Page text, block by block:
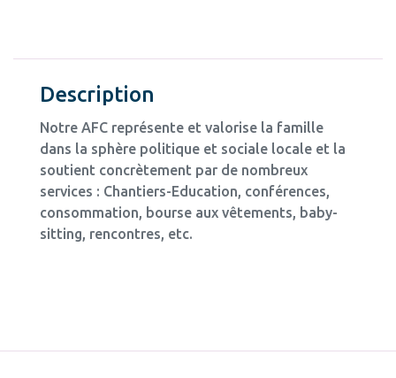
Description
Notre AFC représente et valorise la famille
dans la sphère politique et sociale locale et la
soutient concrètement par de nombreux
services : Chantiers-Education, conférences,
consommation, bourse aux vêtements, baby-
sitting, rencontres, etc.